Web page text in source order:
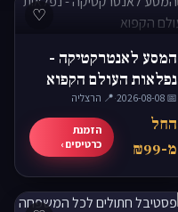
♡
המסע לאנטרקטיקה -
נפלאות העולם הקפוא
📅 2026-08-08
·📍 הרצליה
החל
מ-₪99
הזמנת
כרטיסים ›